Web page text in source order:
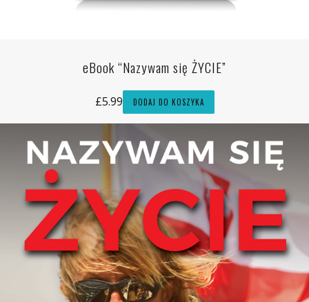
eBook “Nazywam się ŻYCIE”
£5.99 DODAJ DO KOSZYKA